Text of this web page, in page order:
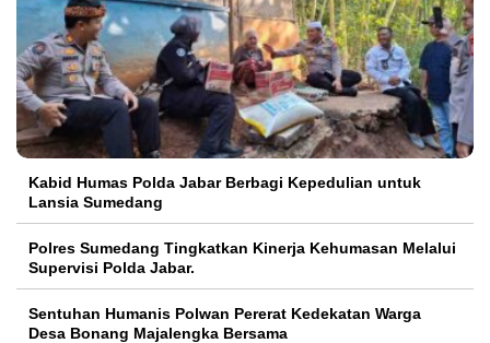
Kabid Humas Polda Jabar Berbagi Kepedulian untuk
Lansia Sumedang
Polres Sumedang Tingkatkan Kinerja Kehumasan Melalui
Supervisi Polda Jabar.
Sentuhan Humanis Polwan Pererat Kedekatan Warga
Desa Bonang Majalengka Bersama